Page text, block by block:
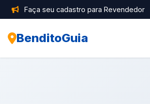
Faça seu cadastro para Revendedor
BenditoGuia